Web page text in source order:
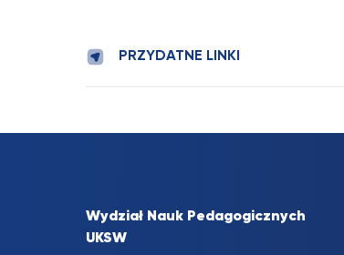
PRZYDATNE LINKI
Wydział Nauk Pedagogicznych
UKSW